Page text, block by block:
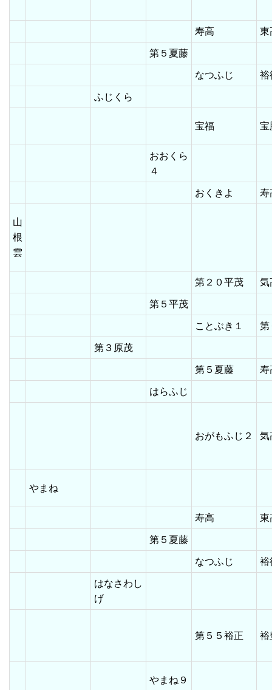
寿高
第５夏藤
なつふじ
ふじくら
宝福
おおくら
４
おくきよ
山
根
雲
第２０平茂
第５平茂
ことぶき１
第３原茂
第５夏藤
はらふじ
おがもふじ２
やまね
寿高
第５夏藤
なつふじ
はなさわし
げ
第５５裕正
やまね９